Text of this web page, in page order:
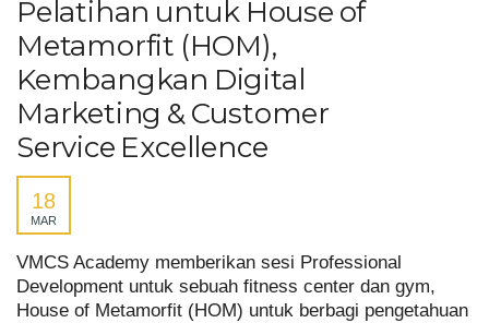
Pelatihan untuk House of
Metamorfit (HOM),
Kembangkan Digital
Marketing & Customer
Service Excellence
18
MAR
VMCS Academy memberikan sesi Professional
Development untuk sebuah fitness center dan gym,
House of Metamorfit (HOM) untuk berbagi pengetahuan